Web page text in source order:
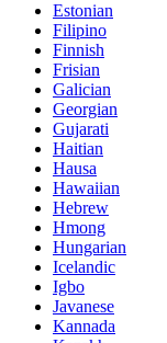
Estonian
Filipino
Finnish
Frisian
Galician
Georgian
Gujarati
Haitian
Hausa
Hawaiian
Hebrew
Hmong
Hungarian
Icelandic
Igbo
Javanese
Kannada